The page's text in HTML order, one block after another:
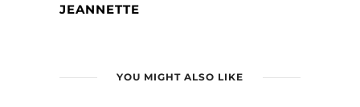
JEANNETTE
YOU MIGHT ALSO LIKE